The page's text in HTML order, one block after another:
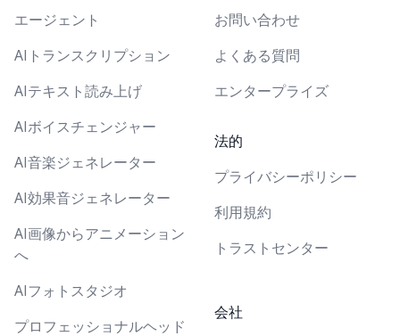
エージェント
AIトランスクリプション
AIテキスト読み上げ
AIボイスチェンジャー
AI音楽ジェネレーター
AI効果音ジェネレーター
AI画像からアニメーション
へ
AIフォトスタジオ
プロフェッショナルヘッド
お問い合わせ
よくある質問
エンタープライズ
法的
プライバシーポリシー
利用規約
トラストセンター
会社